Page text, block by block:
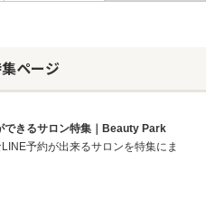
ページ
できるサロン特集｜Beauty Park
予約が出来るサロンを特集にま